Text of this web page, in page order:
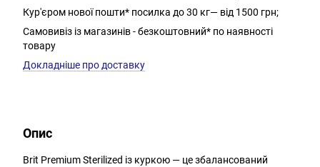
Кур'єром нової пошти* посилка до 30 кг— від 1500 грн;
Самовивіз із магазинів - безкоштовний* по наявності
товару
Докладніше про доставку
Опис
Brit Premium Sterilized із куркою — це збалансований